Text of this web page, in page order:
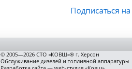
Подписаться
© 2005—2026 СТО «КОВШ»® г. Херсон
Обслуживание дизелей и топливной аппаратуры